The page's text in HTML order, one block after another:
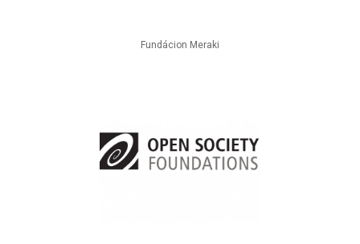
Fundácion Meraki